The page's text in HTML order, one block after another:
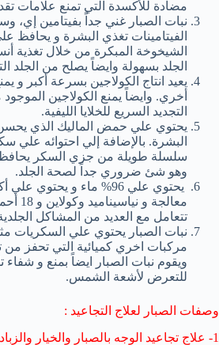
مضادة للأكسدة التي تمنع علامات
نبات الصبار غني جداً بفيتامين إي،
الفيتامينات تغذي البشرة و يحافظ
الشيخوخة المبكرة من خلال تغذية
الجلد بسهولة وايضاً يصلح من الجلد
يعيد انتاج الكولاجين بسرعة أكبر و
أخري. وايضاً يمنع الكولاجين
التجديد السريع للخلايا الليفية.
يحتوي علي حمض الماليك الذي
البشرة. بالإضافة إلي احتوائه علي
سلسلة طويلة من جزي السكر
وهو شئ ضروري جداً لصحة الجلد.
تتعامل مع العديد من المشاكل
نبات الصبار يحتوي علي السكريات
مركبات اخري كميائية التي تحفز من
ويقوم نبات الصبار ايضاً بمنع و شفاء
للتعرض لأشعة الشمس.
وصفات الصبار لعلاج التجاعيد :
1- علاج تجاعيد الوجه بالصبار والخيار والزبادي: